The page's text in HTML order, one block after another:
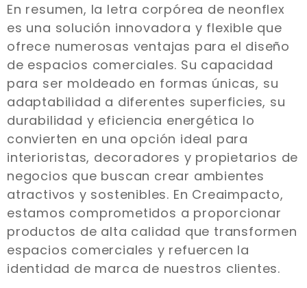
En resumen, la letra corpórea de neonflex
es una solución innovadora y flexible que
ofrece numerosas ventajas para el diseño
de espacios comerciales. Su capacidad
para ser moldeado en formas únicas, su
adaptabilidad a diferentes superficies, su
durabilidad y eficiencia energética lo
convierten en una opción ideal para
interioristas, decoradores y propietarios de
negocios que buscan crear ambientes
atractivos y sostenibles. En Creaimpacto,
estamos comprometidos a proporcionar
productos de alta calidad que transformen
espacios comerciales y refuercen la
identidad de marca de nuestros clientes.